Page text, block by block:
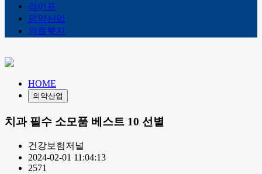
라이프
의약산업
의료복지
HOME
의약산업
치과 필수 소모품 베스트 10 선별
건강보험저널
2024-02-01 11:04:13
2571